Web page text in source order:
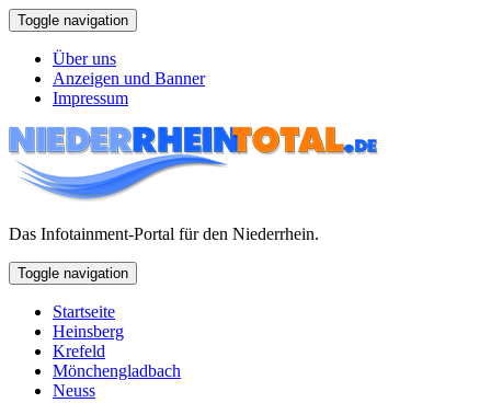
Toggle navigation
Über uns
Anzeigen und Banner
Impressum
Das Infotainment-Portal für den Niederrhein.
Toggle navigation
Startseite
Heinsberg
Krefeld
Mönchengladbach
Neuss